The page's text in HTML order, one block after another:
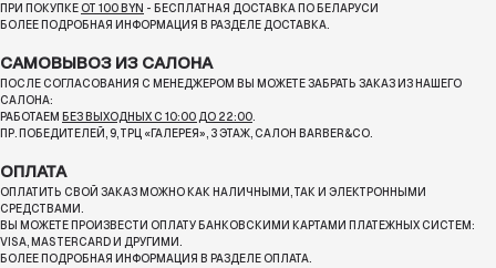
ПРИ ПОКУПКЕ ОТ 100 BYN - БЕСПЛАТНАЯ ДОСТАВКА ПО БЕЛАРУСИ
БОЛЕЕ ПОДРОБНАЯ ИНФОРМАЦИЯ В РАЗДЕЛЕ ДОСТАВКА.
САМОВЫВОЗ ИЗ САЛОНА
ПОСЛЕ СОГЛАСОВАНИЯ С МЕНЕДЖЕРОМ ВЫ МОЖЕТЕ ЗАБРАТЬ ЗАКАЗ ИЗ НАШЕГО
САЛОНА:
РАБОТАЕМ БЕЗ ВЫХОДНЫХ С 10:00 ДО 22:00.
ПР. ПОБЕДИТЕЛЕЙ, 9, ТРЦ «ГАЛЕРЕЯ», 3 ЭТАЖ, САЛОН BARBER&CO.
ОПЛАТА
ОПЛАТИТЬ СВОЙ ЗАКАЗ МОЖНО КАК НАЛИЧНЫМИ, ТАК И ЭЛЕКТРОННЫМИ
СРЕДСТВАМИ.
ВЫ МОЖЕТЕ ПРОИЗВЕСТИ ОПЛАТУ БАНКОВСКИМИ КАРТАМИ ПЛАТЕЖНЫХ СИСТЕМ:
VISA, MASTERCARD И ДРУГИМИ.
БОЛЕЕ ПОДРОБНАЯ ИНФОРМАЦИЯ В РАЗДЕЛЕ ОПЛАТА.